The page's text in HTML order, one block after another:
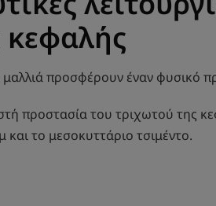
κεφαλής
προσφέρουν έναν φυσικό
προστασία του τριχωτού της
και το μεσοκυττάριο τσιμέντο.